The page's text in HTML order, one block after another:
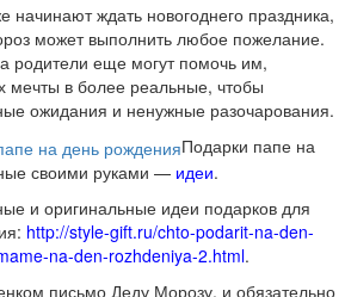
начинают ждать новогоднего праздника,
может выполнить любое пожелание.
родители еще могут помочь им,
мечты в более реальные, чтобы
ожидания и ненужные разочарования.
Подарки папе на
своими руками — идеи.
и оригинальные идеи подарков для
http://style-gift.ru/chto-podarit-na-den-
na-den-rozhdeniya-2.html.
письмо Деду Морозу, и обязательно